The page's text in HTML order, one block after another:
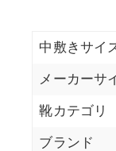
中敷きサイ
メーカーサ
靴カテゴリ
ブランド